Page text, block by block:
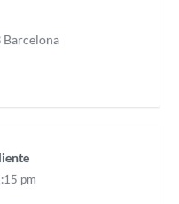
Barcelona
pm